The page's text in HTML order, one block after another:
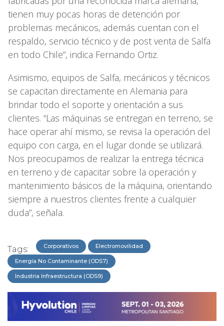
tienen muy pocas horas de detención por
problemas mecánicos, además cuentan con el
respaldo, servicio técnico y de post venta de Salfa
en todo Chile”, indica Fernando Ortiz.
Asimismo, equipos de Salfa, mecánicos y técnicos
se capacitan directamente en Alemania para
brindar todo el soporte y orientación a sus
clientes. “Las máquinas se entregan en terreno, se
hace operar ahí mismo, se revisa la operación del
equipo con carga, en el lugar donde se utilizará.
Nos preocupamos de realizar la entrega técnica
en terreno y de capacitar sobre la operación y
mantenimiento básicos de la máquina, orientando
siempre a nuestros clientes frente a cualquier
duda”, señala.
Tags: Corporativos Electromovilidad
Energía No Contaminante (ODS7)
Industria Infraestructura (ODS9)